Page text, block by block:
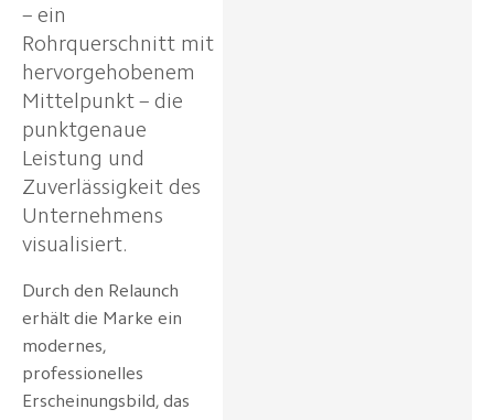
– ein
Rohrquerschnitt mit
hervorgehobenem
Mittelpunkt – die
punktgenaue
Leistung und
Zuverlässigkeit des
Unternehmens
visualisiert.
Durch den Relaunch
erhält die Marke ein
modernes,
professionelles
Erscheinungsbild, das